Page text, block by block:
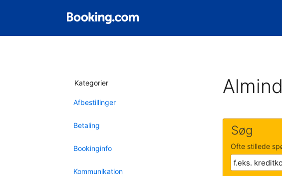
Kategorier
Afbestillinger
Betaling
Bookinginfo
Kommunikation
Søg
Ofte stillede